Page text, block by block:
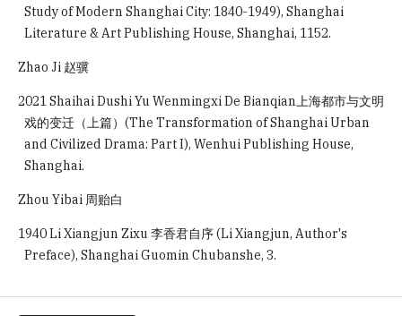
Study of Modern Shanghai City: 1840-1949), Shanghai
Literature & Art Publishing House, Shanghai, 1152.
Zhao Ji 赵骥
2021 Shaihai Dushi Yu Wenmingxi De Bianqian上海都市与文明
戏的变迁（上篇）(The Transformation of Shanghai Urban
and Civilized Drama: Part I), Wenhui Publishing House,
Shanghai.
Zhou Yibai 周贻白
1940 Li Xiangjun Zixu 李香君自序 (Li Xiangjun, Author's
Preface), Shanghai Guomin Chubanshe, 3.